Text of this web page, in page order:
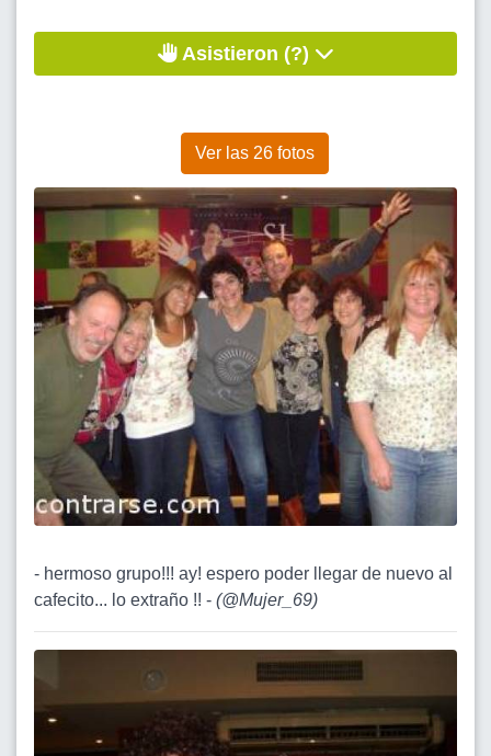
Asistieron (?)
Ver las 26 fotos
- hermoso grupo!!! ay! espero poder llegar de nuevo al
cafecito... lo extraño !! - (@Mujer_69)